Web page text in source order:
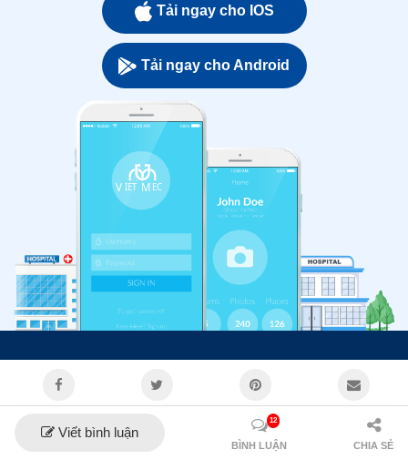
Viết bình luận
12
BÌNH LUẬN CHIA SẺ
Tải ngay cho IOS
Tải ngay cho Android